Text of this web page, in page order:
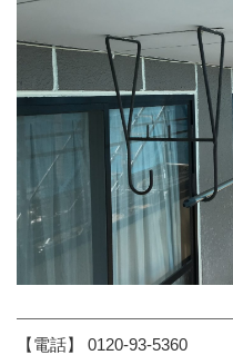
【電話】 0120-93-5360